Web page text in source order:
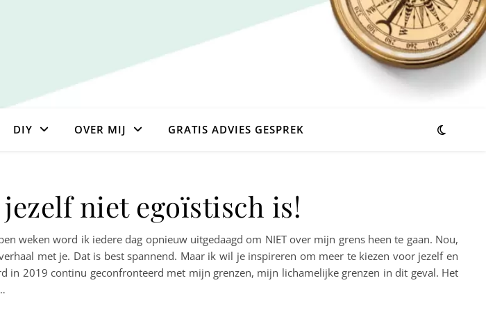
DIY OVER MIJ GRATIS ADVIES GESPREK
niet egoïstisch is!
weken word ik iedere dag opnieuw uitgedaagd om NIET over mijn grens heen te gaan. Nou,
met je. Dat is best spannend. Maar ik wil je inspireren om meer te kiezen voor jezelf en
2019 continu geconfronteerd met mijn grenzen, mijn lichamelijke grenzen in dit geval. Het